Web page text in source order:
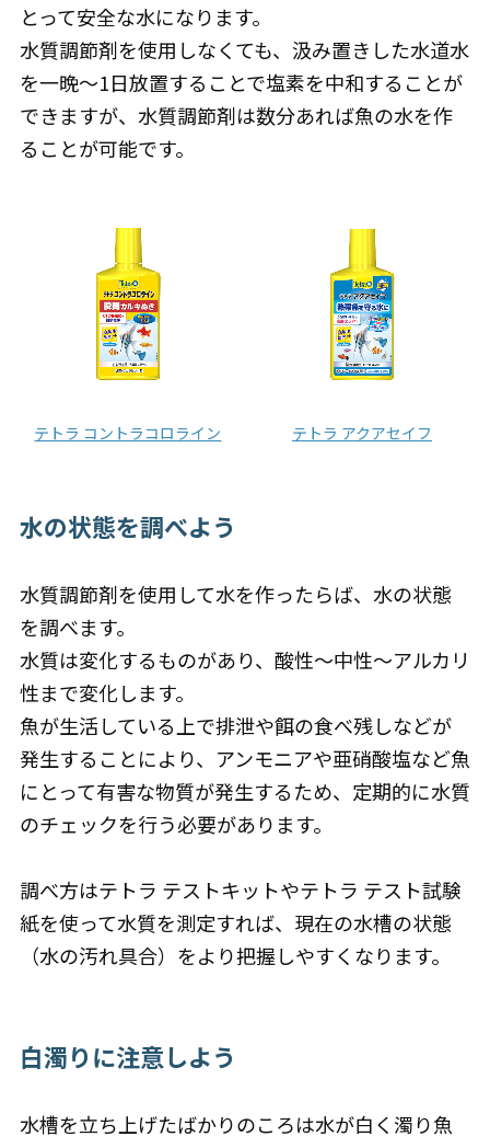
とって安全な水になります。
水質調節剤を使用しなくても、汲み置きした水道水
を一晩〜1日放置することで塩素を中和することが
できますが、水質調節剤は数分あれば魚の水を作
ることが可能です。
テトラ コントラコロライン テトラ アクアセイフ
水の状態を調べよう
水質調節剤を使用して水を作ったらば、水の状態
を調べます。
水質は変化するものがあり、酸性〜中性〜アルカリ
性まで変化します。
魚が生活している上で排泄や餌の食べ残しなどが
発生することにより、アンモニアや亜硝酸塩など魚
にとって有害な物質が発生するため、定期的に水質
のチェックを行う必要があります。
調べ方はテトラ テストキットやテトラ テスト試験
紙を使って水質を測定すれば、現在の水槽の状態
（水の汚れ具合）をより把握しやすくなります。
白濁りに注意しよう
水槽を立ち上げたばかりのころは水が白く濁り魚